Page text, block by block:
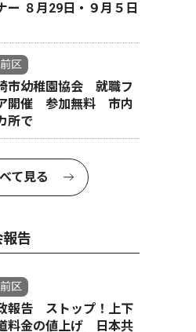
ー ８月29日・９月５日
区
市幼稚園協会 就職フ
開催 参加無料 市内
所で
て見る
告
区
報告 ストップ！上下
料金の値上げ 日本共